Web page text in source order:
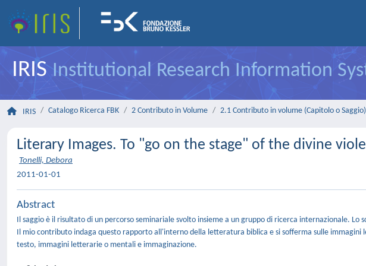
IRISInstitutional Research Information
IRIS Catalogo Ricerca FBK 2 Contributo in Volume 2.1 Contributo in volume (Capitolo o Saggio)
Literary Images. To "go on the stage" of the divine
Tonelli, Debora
2011-01-01
Abstract
Il saggio è il risultato di un percorso seminariale svolto insieme a un gruppo di ricerca internazionale.
Il mio contributo indaga questo rapporto all'interno della letteratura biblica e si sofferma sulle
testo, immagini letterarie o mentali e immaginazione.